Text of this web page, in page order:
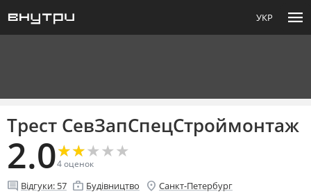
УКР menu
Трест СевЗапСпецСтроймонтаж
2.0★
★★
★★
★★
★★
★
4оценок
comment Відгуки: 57 enterprise Будівництво location_on Санкт-Петербург